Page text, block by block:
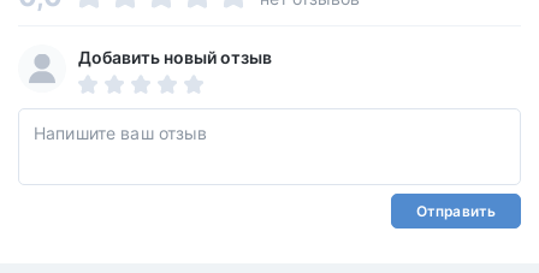
Добавить новый отзыв
Отправить